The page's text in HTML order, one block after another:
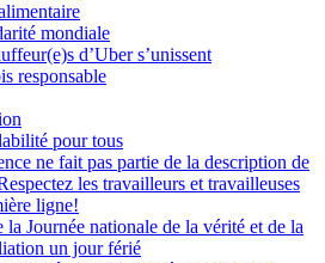
mondiale
d’Uber s’unissent
responsable
pour tous
ne fait pas partie de la description de
les travailleurs et travailleuses
ligne!
la Journée nationale de la vérité et de la
un jour férié